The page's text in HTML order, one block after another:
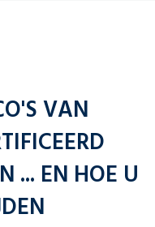
VAN
... EN HOE U